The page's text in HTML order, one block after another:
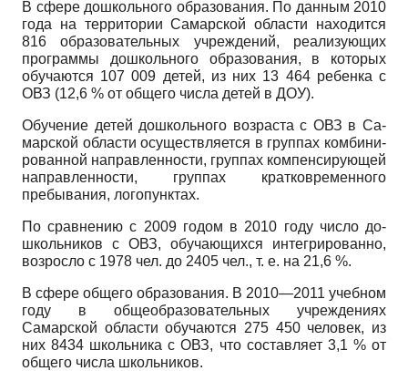
В сфере дошкольного образования. По данным 2010
года на территории Самарской области нахо­дится
816 образовательных учреждений, реализу­ющих
программы дошкольного образования, в ко­торых
обучаются 107 009 детей, из них 13 464 ре­бенка с
ОВЗ (12,6 % от общего числа детей в ДОУ).
Обучение детей дошкольного возраста с ОВЗ в Са­
марской области осуществляется в группах комбини­
рованной направленности, группах компенсирующей
направленности, группах кратковременного
пребыва­ния, логопунктах.
По сравнению с 2009 годом в 2010 году число до­
школьников с ОВЗ, обучающихся интегрированно,
возросло с 1978 чел. до 2405 чел., т. е. на 21,6 %.
В сфере общего образования. В 2010—2011 учебном
году в общеобразовательных учреждениях
Самарской области обучаются 275 450 человек, из
них 8434 школьника с ОВЗ, что составляет 3,1 % от
обще­го числа школьников.